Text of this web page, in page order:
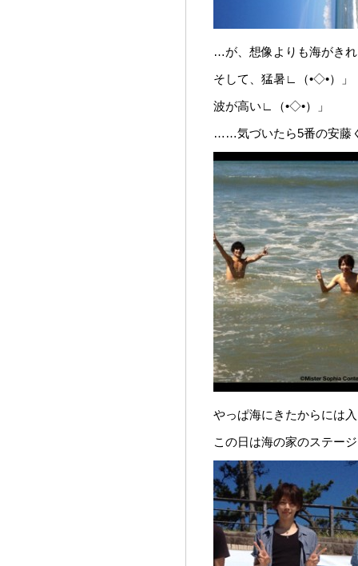
…が、想像よりも海がき
そして、猛暑∟（•◇•）」
波が高い∟（•◇•）」
……気づいたら5番の安藤
やっぱ海にきたからには
この日は海の家のステー